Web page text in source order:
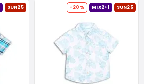
SUN25 -20% MIX2+1 SUN25